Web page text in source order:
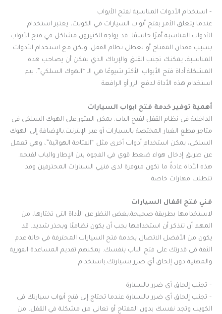
– استخدام الأدوات المناسبة لفتح الأبواب
عندما يتعلق الأمر بفتح أبواب السيارات في الكويت، يعتبر استخدام
الأدوات المناسبة أمرًا حاسمًا. قد يواجه الكثيرون مشاكل في فتح الأبواب
بسبب فقدان المفتاح أو تعطل نظام القفل. ولكن مع استخدام الأدوات
المناسبة، يمكنك تجنب القلق والإرباك الذي يمكن أن يصاحب هذه
المشكلة.أداة فتح الأبواب الأكثر شيوعًا هي الـ “الهوك السلكي”. يتم
استخدام هذه الأداة لدفع الزر أو الرافعة
أهمية توفير خدمة فتح ابواب السيارات
الداخلية في نظام القفل لفتح الباب. يمكن العثور على الهوك السلكي في
متاجر قطع الغيار المختصة بالسيارات أو عبر الإنترنت.بالإضافة إلى الهوك
السلكي، يمكن استخدام أدوات أخرى مثل “الفتاحة الهوائية”، وهي تعمل
عن طريق إدخال هواء ضغط قوي في الفجوة بين الإطار والباب لفتحه.
هذه الأداة عادةً ما تكون متوفرة لدى فنيي السيارات المحترفين وقد
تتطلب مهارات خاصة
فني فتح اقفال السيارات
لاستخدامها بطريقة صحيحة.بغض النظر عن الأداة التي تختارها، من
المهم أن تتذكر أن استخدامها يجب أن يكون نظاميًا وبحذر شديد. قد
يكون من الأفضل الاتصال بخدمة فتح السيارات المحترفة في حالة عدم
الثقة في قدرتك على فتح الباب بنفسك. يمكنهم تقديم المساعدة الفورية
والمهنية دون إلحاق أي ضرر بسيارتك.باستخدام
– تجنب إلحاق أي ضرر بالسيارة
– تجنب إلحاق أي ضرر بالسيارة عندما تحتاج إلى فتح أبواب سيارتك في
الكويت وتجد نفسك بدون المفتاح أو تعاني من مشكلة في القفل، من